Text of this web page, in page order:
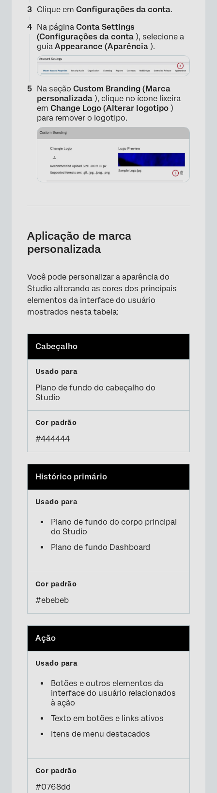
×
×
Clique em Configurações da conta.
Na página Conta Settings
(Configurações da conta ), selecione a
guia Appearance (Aparência ).
Na seção Custom Branding (Marca
personalizada ), clique no ícone lixeira
em Change Logo (Alterar logotipo )
para remover o logotipo.
Aplicação de marca
personalizada
Você pode personalizar a aparência do
Studio alterando as cores dos principais
elementos da interface do usuário
mostrados nesta tabela:
Cabeçalho
Plano de fundo do cabeçalho do
Studio
#444444
Histórico primário
Plano de fundo do corpo principal
do Studio
Plano de fundo Dashboard
#ebebeb
Ação
Botões e outros elementos da
interface do usuário relacionados
à ação
Texto em botões e links ativos
Itens de menu destacados
#0768dd